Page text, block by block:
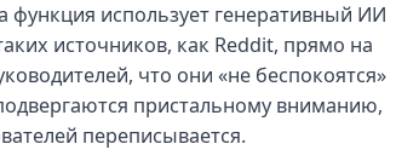
функция использует генеративный ИИ
источников, как Reddit, прямо на
что они «не беспокоятся»
пристальному вниманию,
переписывается.